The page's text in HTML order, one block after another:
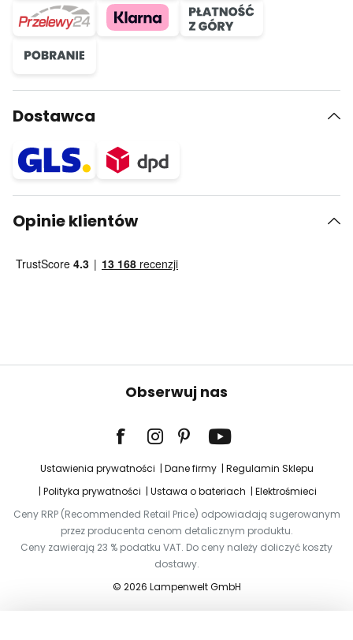
Dostawca
Opinie klientów
Obserwuj nas
Ustawienia prywatności Dane firmy
Regulamin Sklepu
Polityka prywatności
Ustawa o bateriach
Elektrośmieci
Ceny RRP (Recommended Retail Price) odpowiadają sugerowanym
przez producenta cenom detalicznym produktu.
Ceny zawierają 23 % podatku VAT. Do ceny należy doliczyć koszty
dostawy.
© 2026 Lampenwelt GmbH